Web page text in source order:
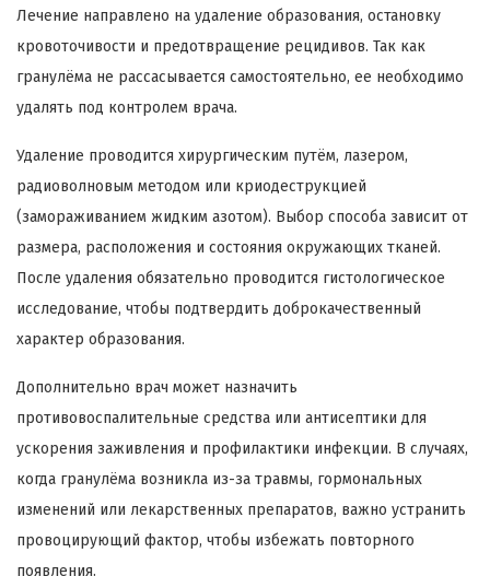
Лечение направлено на удаление образования, остановку
кровоточивости и предотвращение рецидивов. Так как
гранулёма не рассасывается самостоятельно, ее необходимо
удалять под контролем врача.
Удаление проводится хирургическим путём, лазером,
радиоволновым методом или криодеструкцией
(замораживанием жидким азотом). Выбор способа зависит от
размера, расположения и состояния окружающих тканей.
После удаления обязательно проводится гистологическое
исследование, чтобы подтвердить доброкачественный
характер образования.
Дополнительно врач может назначить
противовоспалительные средства или антисептики для
ускорения заживления и профилактики инфекции. В случаях,
когда гранулёма возникла из-за травмы, гормональных
изменений или лекарственных препаратов, важно устранить
провоцирующий фактор, чтобы избежать повторного
появления.